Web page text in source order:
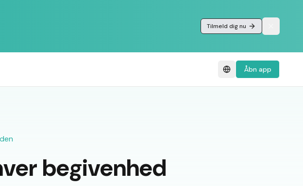
Tilmeld dig nu
Åbn app
begivenhed